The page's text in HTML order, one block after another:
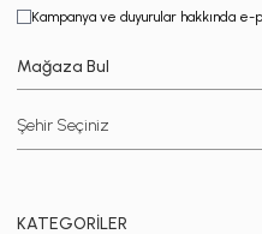
Kampanya ve duyurular hakkında e-
Mağaza Bul
KATEGORİLER